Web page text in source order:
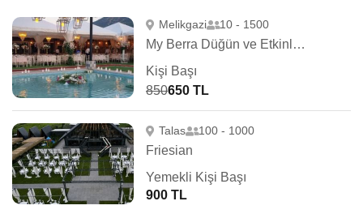
Melikgazi 10 - 1500
My Berra Düğün ve Etkinlik Merkezi
Kişi Başı
850650 TL
Talas 100 - 1000
Friesian
Yemekli Kişi Başı
900 TL